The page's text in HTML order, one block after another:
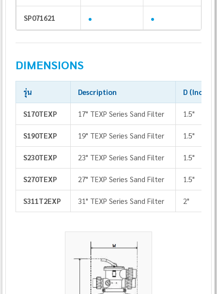
SP071621 • •
DIMENSIONS
รุ่น Description D (Inch)
S170TEXP 17" TEXP Series Sand Filter 1.5"
S190TEXP 19" TEXP Series Sand Filter 1.5"
S230TEXP 23" TEXP Series Sand Filter 1.5"
S270TEXP 27" TEXP Series Sand Filter 1.5"
S311T2EXP 31" TEXP Series Sand Filter 2"